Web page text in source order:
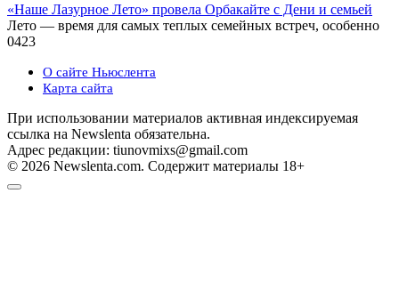
«Наше Лазурное Лето» провела Орбакайте с Дени и семьей
Лето — время для самых теплых семейных встреч, особенно
0423
О сайте Ньюслента
Карта сайта
При использовании материалов активная индексируемая
ссылка на Newslenta обязательна.
Адрес редакции: tiunovmixs@gmail.com
© 2026 Newslenta.com. Содержит материалы 18+